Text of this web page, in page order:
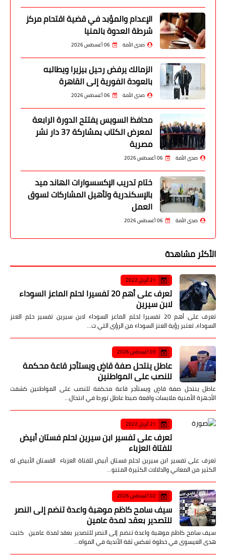
الإعدام والمؤبد في قضية اقتحام مركز
شرطة العدوة بالمنيا
صدى الأمة 06 أغسطس 2026
الزمالك يرفض رحيل بيزيرا ويطالبه
بالعودة الفورية إلى القاهرة
صدى الأمة 06 أغسطس 2026
محافظ السويس يفتتح الدورة الرابعة
لمعرض الكتاب بمشاركة 37 دار نشر
مصرية
صدى الأمة 06 أغسطس 2026
ختام تدريب الإكسسوارات الهاند ميد
بالإسكندرية وتأهيل المشاركات لسوق
العمل
صدى الأمة 06 أغسطس 2026
الأكثر مشاهدة
21 أبريل 2022
تعرف على أهم 20 تفسيرا لحلم الماعز السوداء
لابن سيرين
تعرف على أهم 20 تفسيرا لحلم الماعز السوداء لابن سيرين تفسير حلم العنز
السوداء، تعتبر رؤية العنز السوداء من الرؤى التي ت…
03 أغسطس 2026
عاطل ينتحل صفة قاضٍ ويستأجر قاعة محكمة
للنصب على المواطنين
عاطل ينتحل صفة قاضٍ ويستأجر قاعة محكمة للنصب على المواطنين كشفت
الأجهزة الأمنية ملابسات واقعة ضبط عاطل تورط في انتحال…
21 أبريل 2022
تعرف على تفسير ابن سيرين لحلم فستان أبيض
للفتاة العزباء
تعرف على تفسير ابن سيرين لحلم فستان أبيض للفتاة العزباء الفستان الأبيض له
الكثير من المعاني والدلالات الكثيرة المتنو…
02 أغسطس 2026
سيف سامح كاظم موهبة واعدة تنضم إلى النصر
للتصدير بعقد لمدة عامين
سيف سامح كاظم موهبة واعدة تنضم إلى النصر للتصدير بعقد لمدة عامين كتبت
هدى العيسوى في خطوة تعكس ثقة الأندية في المواه…